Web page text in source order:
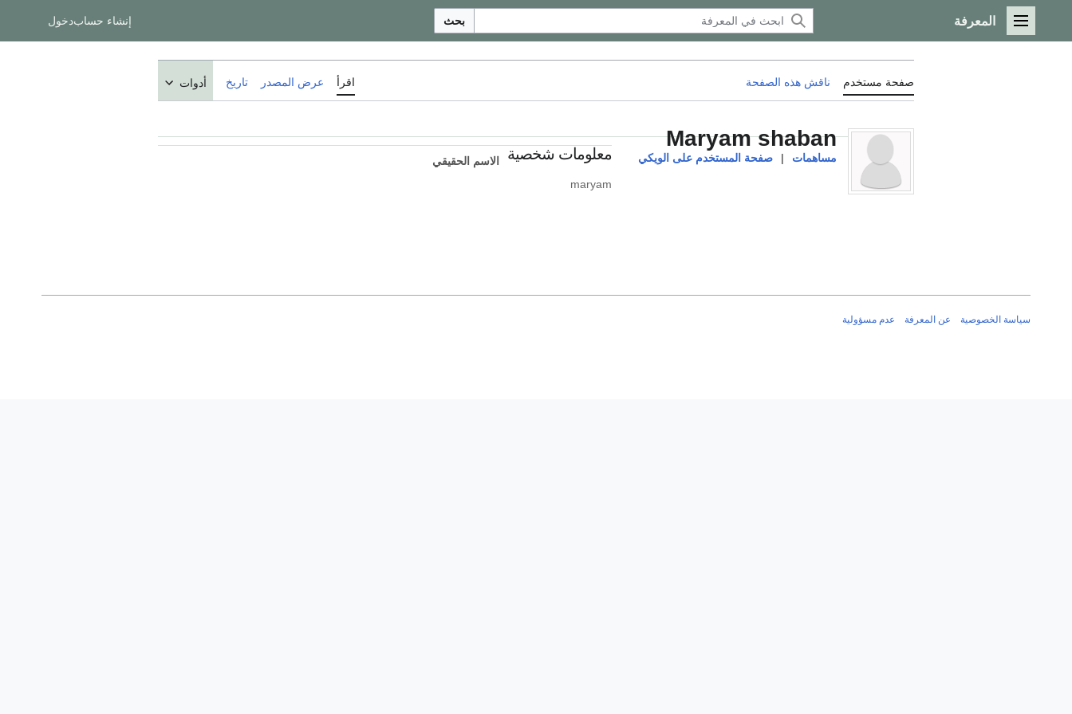
القائمة الرئيسية
المعرفة بحث إنشاء حسابدخول
صفحة مستخدم ناقش هذه الصفحة اقرأ عرض المصدر تاريخ أدوات
Maryam shaban
مساهمات | صفحة المستخدم على الويكي معلومات شخصية
الاسم الحقيقي
maryam
سياسة الخصوصية عن المعرفة عدم مسؤولية